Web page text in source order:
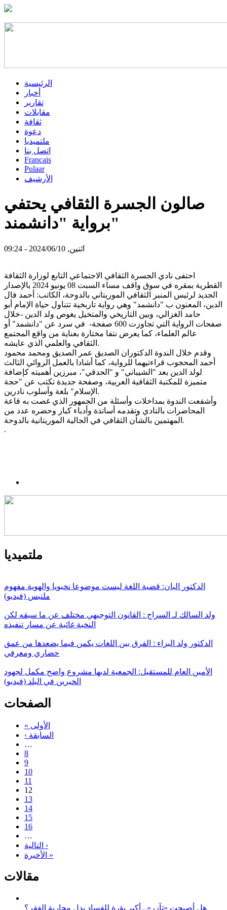
الرئيسية
أخبار
تقارير
مقابلات
ثقافة
دعوة
ملتميديا
اتصل بنا
Francais
Pulaar
الأرشيف
صالون الجسرة الثقافي يحتفي
برواية "دانشمند"
اثنين, 2024/06/10 - 09:24
احتفى نادي الجسرة الثقافي الاجتماعي التابع لوزارة الثقافة
القطرية بمقره في سوق واقف مساء السبت 08 يونيو 2024 بالإصدار
الجديد لرئيس المنبر الثقافي الموريتاني بالدوحة، الكاتب: أحمد فال
الدين، المعنون ب "دانشمد" وهي رواية تاربخية تتناول حياة الإمام أبو
حامد الغزالي، وبين التاريخي والمتخيل يغوص ولد الدين -خلال
صفحات الرواية التي تجاوزت 600 صفحة- في سرد عن "دانشمد" أو
عالم العلماء، كما يعرض نتفا مختارة بعناية من واقع المجتمع
الثقافي والعلمي الذي عايشه.
وقدم خلال الندوة الدكتوران الصديق عمر الصديق ومحمد محمود
أحمد المحجوب قراءتيهما للرواية، كما أشادا بالعمل الروائي الثالث
لولد الدين بعد "الشيباني" و "الحدقي"، مبرزين أهميته كإضافة
متميزة للمكتبة الثقافية العربية، وصفحة جديدة تكتب عن "حجة
الإسلام" بلغة وأسلوب نادرين.
وأشفعت الندوة بمداخلات وأسئلة من الجمهور الذي غصت به قاعة
المحاضرات بالنادي وتقدمه أساتذة وأدباء كبار وحضره عدد من
المهتمين بالشأن الثقافي في الجالية الموريتانية بالدوحة.
.
ملتميديا
الدكتور البان: قضية اللغة ليست موضوعا نخبويا والهوية مفهوم
ملتبس (فيديو)
ولد السالك لـ السراج : القانون التوجيهي مختلف عن ما سبقه لكن
النخبة غائبة عن مسار تنفيذه
الدكتور ولد البراء : الفرق بين اللغات يكمن فيما يضعدها من عمق
حضاري ومعرفي
الأمين العام للمستقبل: الجمعية لديها مشروع واضح مكمل لجهود
الخيرين في البلد (فيديو)
الصفحات
« الأولى
‹ السابقة
…
8
9
10
11
12
13
14
15
16
…
التالية ›
الأخيرة »
مقالات
هل أصبحت «تآزر».. أكبر بؤرة للفساد بدل محاربة الفقر؟